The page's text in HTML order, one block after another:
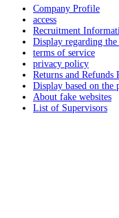
Company Profile
access
Recruitment
Display regarding
terms of service
privacy policy
Returns and Refunds
Display based on the
About fake websites
List of Supervisors